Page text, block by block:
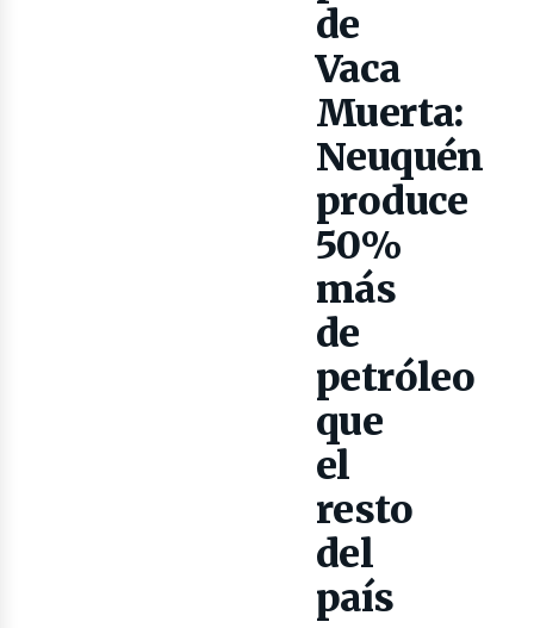
de
Vaca
Muerta:
Neuquén
produce
50%
más
de
petróleo
que
el
resto
del
país